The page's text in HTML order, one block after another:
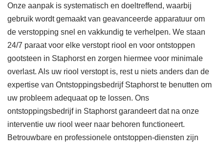
Onze aanpak is systematisch en doeltreffend, waarbij
gebruik wordt gemaakt van geavanceerde apparatuur om
de verstopping snel en vakkundig te verhelpen. We staan
24/7 paraat voor elke verstopt riool en voor ontstoppen
gootsteen in Staphorst en zorgen hiermee voor minimale
overlast. Als uw riool verstopt is, rest u niets anders dan de
expertise van Ontstoppingsbedrijf Staphorst te benutten om
uw probleem adequaat op te lossen. Ons
ontstoppingsbedrijf in Staphorst garandeert dat na onze
interventie uw riool weer naar behoren functioneert.
Betrouwbare en professionele ontstoppen-diensten zijn